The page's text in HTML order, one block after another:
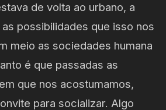
de volta ao urbano, a
possibilidades que isso nos
meio as sociedades humana
é que passadas as
que nos acostumamos,
para socializar. Algo